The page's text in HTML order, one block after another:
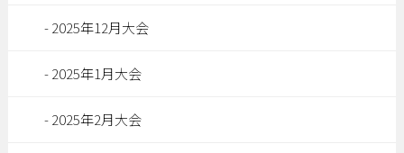
2025年12月大会
2025年1月大会
2025年2月大会